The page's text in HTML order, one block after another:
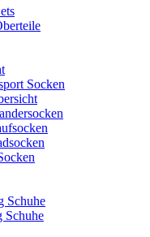
Socken
Schuhe
Schuhe